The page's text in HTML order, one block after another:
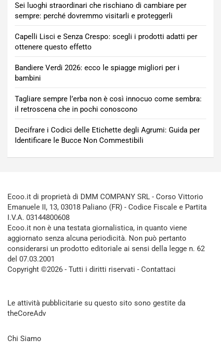
Sei luoghi straordinari che rischiano di cambiare per
sempre: perché dovremmo visitarli e proteggerli
Capelli Lisci e Senza Crespo: scegli i prodotti adatti per
ottenere questo effetto
Bandiere Verdi 2026: ecco le spiagge migliori per i
bambini
Tagliare sempre l’erba non è così innocuo come sembra:
il retroscena che in pochi conoscono
Decifrare i Codici delle Etichette degli Agrumi: Guida per
Identificare le Bucce Non Commestibili
Ecoo.it di proprietà di DMM COMPANY SRL - Corso Vittorio
Emanuele II, 13, 03018 Paliano (FR) - Codice Fiscale e Partita
I.V.A. 03144800608
Ecoo.it non è una testata giornalistica, in quanto viene
aggiornato senza alcuna periodicità. Non può pertanto
considerarsi un prodotto editoriale ai sensi della legge n. 62
del 07.03.2001
Copyright ©2026 - Tutti i diritti riservati - Contattaci
Le attività pubblicitarie su questo sito sono gestite da
theCoreAdv
Chi Siamo